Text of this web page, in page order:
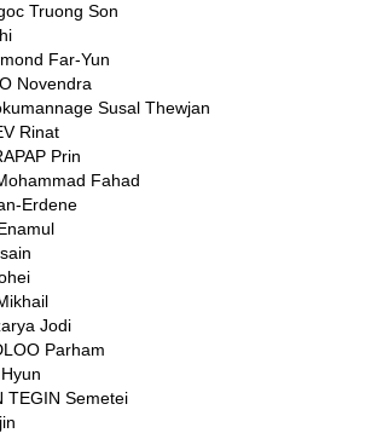
Truong Son
Far-Yun
Novendra
Susal Thewjan
Rinat
Prin
Fahad
Erdene
Jodi
Parham
TEGIN Semetei